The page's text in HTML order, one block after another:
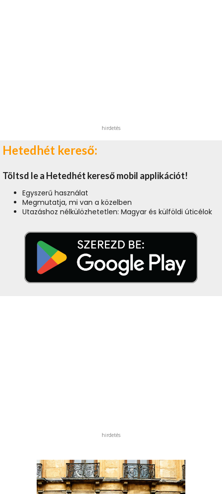
hirdetés
Hetedhét kereső:
Töltsd le a Hetedhét kereső mobil applikációt!
Egyszerű használat
Megmutatja, mi van a közelben
Utazáshoz nélkülözhetetlen: Magyar és külföldi úticélok
hirdetés